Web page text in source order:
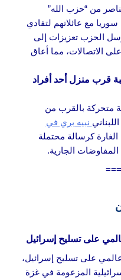
من “حزب الله”
مع عائلاتهم لتفادي
الحزب تعزيزات إلى
الاتصالات، مما أعاق
قرب منزل أحد أفراد
متحركة بالقرب من
نبيه بري في
كرسالة محتملة
الجارية.
على تسليح إسرائيل
على تسليح إسرائيل،
المزعومة في غزة